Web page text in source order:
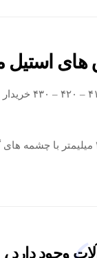
های
های ۳۰۴ –
فروش ورق های استیل مشبک با ضخامت های
وجود دارد